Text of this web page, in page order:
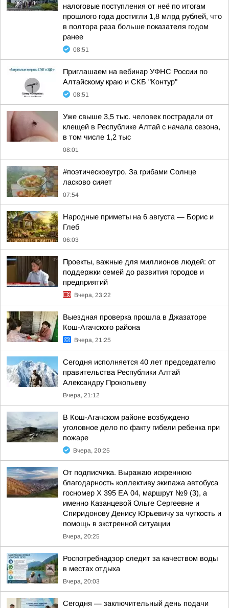
налоговые поступления от неё по итогам
прошлого года достигли 1,8 млрд рублей, что
в полтора раза больше показателя годом
ранее
08:51
Приглашаем на вебинар УФНС России по
Алтайскому краю и СКБ "Контур"
08:51
Уже свыше 3,5 тыс. человек пострадали от
клещей в Республике Алтай с начала сезона,
в том числе 1,2 тыс
08:01
#поэтическоеутро. За грибами Солнце
ласково сияет
07:54
Hapoдныe пpимeты нa 6 aвгуcтa — Бopиc и
Глeб
06:03
Проекты, важные для миллионов людей: от
поддержки семей до развития городов и
предприятий
Вчера, 23:22
Выездная проверка прошла в Джазаторе
Кош-Агачского района
Вчера, 21:25
Сегодня исполняется 40 лет председателю
правительства Республики Алтай
Александру Прокопьеву
Вчера, 21:12
В Кош-Агачском районе возбуждено
уголовное дело по факту гибели ребенка при
пожаре
Вчера, 20:25
От подписчика. Выражаю искреннюю
благодарность коллективу экипажа автобуса
госномер X 395 ЕА 04, маршрут №9 (3), а
именно Казанцевой Ольге Сергеевне и
Спиридонову Денису Юрьевичу за чуткость и
помощь в экстренной ситуации
Вчера, 20:25
Роспотребнадзор следит за качеством воды
в местах отдыха
Вчера, 20:03
Сегодня — заключительный день подачи